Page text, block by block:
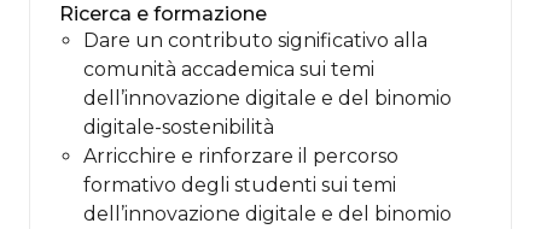
Ricerca e formazione
Dare un contributo significativo alla
comunità accademica sui temi
dell’innovazione digitale e del binomio
digitale-sostenibilità
Arricchire e rinforzare il percorso
formativo degli studenti sui temi
dell’innovazione digitale e del binomio